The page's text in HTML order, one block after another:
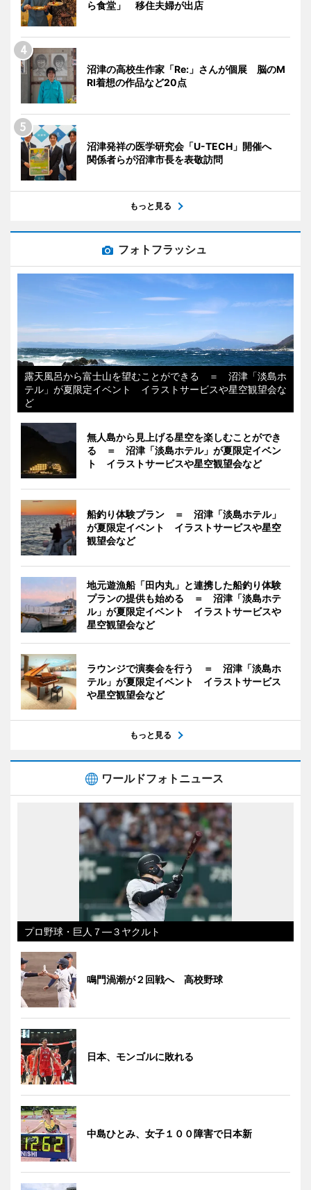
ら食堂」 移住夫婦が出店
沼津の高校生作家「Re:」さんが個展 脳のM
RI着想の作品など20点
沼津発祥の医学研究会「U-TECH」開催へ
関係者らが沼津市長を表敬訪問
もっと見る
フォトフラッシュ
露天風呂から富士山を望むことができる ＝ 沼津「淡島ホ
テル」が夏限定イベント イラストサービスや星空観望会な
ど
無人島から見上げる星空を楽しむことができ
る ＝ 沼津「淡島ホテル」が夏限定イベン
ト イラストサービスや星空観望会など
船釣り体験プラン ＝ 沼津「淡島ホテル」
が夏限定イベント イラストサービスや星空
観望会など
地元遊漁船「田内丸」と連携した船釣り体験
プランの提供も始める ＝ 沼津「淡島ホテ
ル」が夏限定イベント イラストサービスや
星空観望会など
ラウンジで演奏会を行う ＝ 沼津「淡島ホ
テル」が夏限定イベント イラストサービス
や星空観望会など
もっと見る
ワールドフォトニュース
プロ野球・巨人７―３ヤクルト
鳴門渦潮が２回戦へ 高校野球
日本、モンゴルに敗れる
中島ひとみ、女子１００障害で日本新